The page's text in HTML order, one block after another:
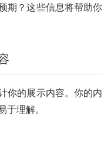
期？这些信息将帮助你
你的展示内容。你的内
理解。